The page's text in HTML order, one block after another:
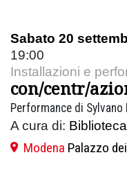
Sabato 20
19:00
Installazioni e
con/centr/
Performance di
A cura di:
Modena Palazzo